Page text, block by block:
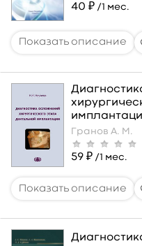
40 ₽ /1 мес.
Гранов А. М.
59 ₽ /1 мес.